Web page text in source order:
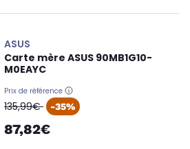
ASUS
Carte mère ASUS 90MB1G10-
M0EAYC
Prix de référence
oldPrice
135,99€ -35%
87,82€